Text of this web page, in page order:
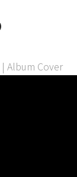
| Album Cover